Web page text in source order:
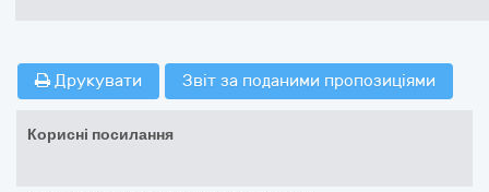
Друкувати Звіт за поданими пропозиціями
Корисні посилання